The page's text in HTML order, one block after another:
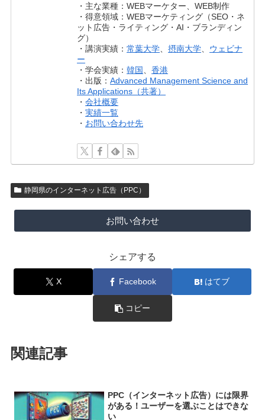
・主な業種：WEBマーケター、WEB制作
・得意領域：WEBマーケティング（SEO・ネ
ット広告・ライティング・AI・ブランディン
グ）
・講演実績：常葉大学 、摂南大学
ウェビナ
ー
・学会実績：韓国 、香港
・出版：Advanced Management Science and
Its Applications（共著）
・会社概要
・実績一覧
・ お問い合わせ先
静岡県のインターネット広告（PPC）
お問い合わせ
シェアする
X Facebook はてブ
コピー
関連記事
PPC（インターネット広告）には限界
がある！ユーザーを選ぶことはできな
い